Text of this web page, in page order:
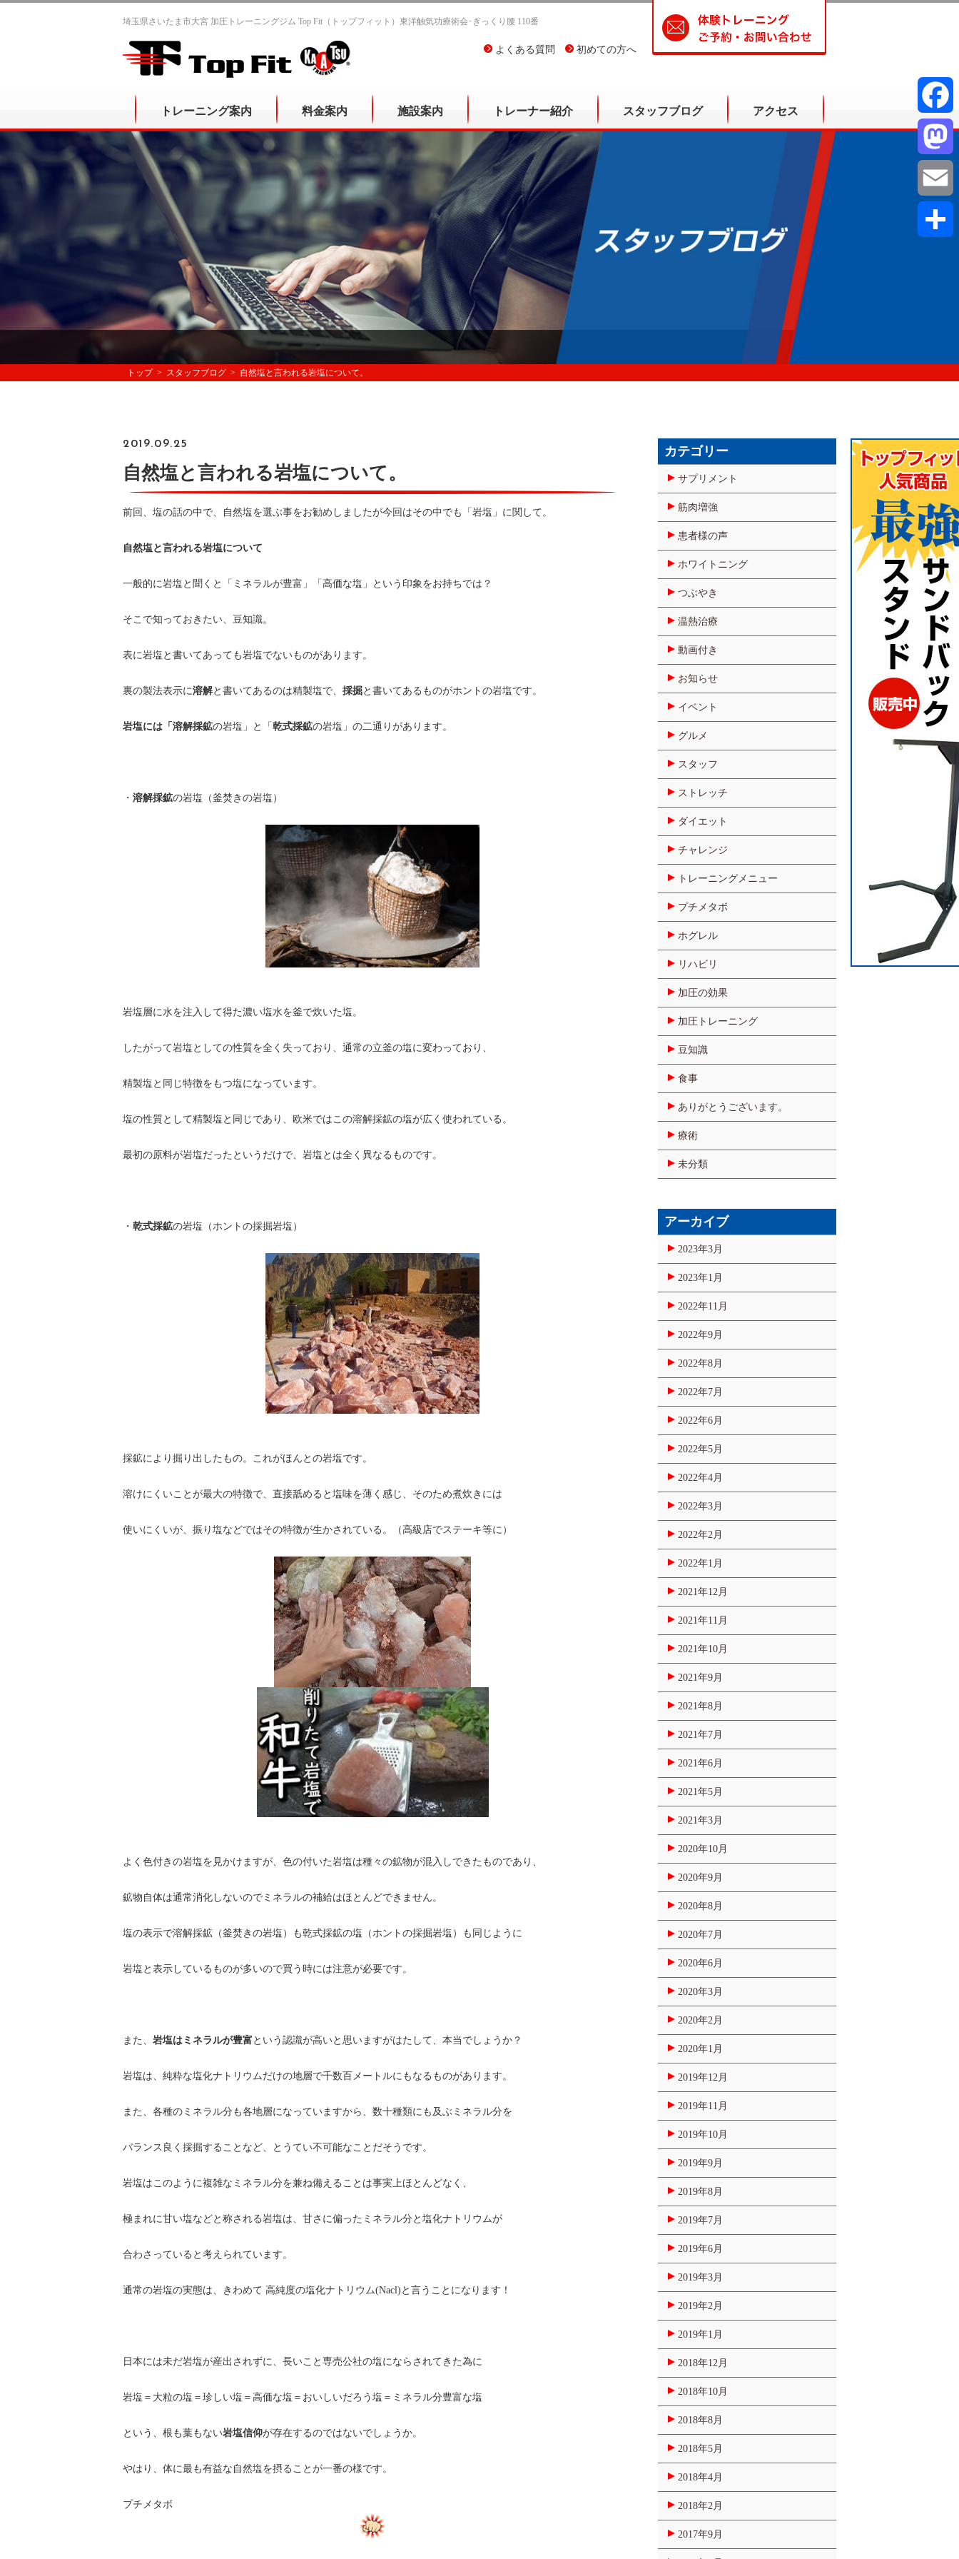
埼玉県さいたま市大宮 加圧トレーニングジム Top Fit（トップフィット）東洋触気功療術会･ぎっくり腰 110番
よくある質問 初めての方へ
トレーニング案内 料金案内 施設案内 トレーナー紹介 スタッフブログ アクセス
トップ スタッフブログ 自然塩と言われる岩塩について。
2019.09.25
自然塩と言われる岩塩について。
前回、塩の話の中で、自然塩を選ぶ事をお勧めしましたが今回はその中でも「岩塩」に関して。
自然塩と言われる岩塩について
一般的に岩塩と聞くと「ミネラルが豊富」「高価な塩」という印象をお持ちでは？
そこで知っておきたい、豆知識。
表に岩塩と書いてあっても岩塩でないものがあります。
裏の製法表示に溶解と書いてあるのは精製塩で、 採掘と書いてあるものがホントの岩塩です。
岩塩には「溶解採鉱の岩塩」と「 乾式採鉱の岩塩」の二通りがあります。
・ 溶解採鉱の岩塩（釜焚きの岩塩）
岩塩層に水を注入して得た濃い塩水を釜で炊いた塩。
したがって岩塩としての性質を全く失っており、通常の立釜の塩に変わっており、
精製塩と同じ特徴をもつ塩になっています。
塩の性質として精製塩と同じであり、欧米ではこの溶解採鉱の塩が広く使われている。
最初の原料が岩塩だったというだけで、岩塩とは全く異なるものです。
・ 乾式採鉱の岩塩（ホントの採掘岩塩）
採鉱により掘り出したもの。これがほんとの岩塩です。
溶けにくいことが最大の特徴で、直接舐めると塩味を薄く感じ、そのため煮炊きには
使いにくいが、振り塩などではその特徴が生かされている。（高級店でステーキ等に）
よく色付きの岩塩を見かけますが、色の付いた岩塩は種々の鉱物が混入しできたものであり、
鉱物自体は通常消化しないのでミネラルの補給はほとんどできません。
塩の表示で溶解採鉱（釜焚きの岩塩）も乾式採鉱の塩（ホントの採掘岩塩）も同じように
岩塩と表示しているものが多いので買う時には注意が必要です。
また、 岩塩はミネラルが豊富 という認識が高いと思いますがはたして、本当でしょうか？
岩塩は、純粋な塩化ナトリウムだけの地層で千数百メートルにもなるものがあります。
また、各種のミネラル分も各地層になっていますから、数十種類にも及ぶミネラル分を
バランス良く採掘することなど、とうてい不可能なことだそうです。
岩塩はこのように複雑なミネラル分を兼ね備えることは事実上ほとんどなく、
極まれに甘い塩などと称される岩塩は、甘さに偏ったミネラル分と塩化ナトリウムが
合わさっていると考えられています。
通常の岩塩の実態は、きわめて 高純度の塩化ナトリウム(Nacl)と言うことになります！
日本には未だ岩塩が産出されずに、長いこと専売公社の塩にならされてきた為に
岩塩＝大粒の塩＝珍しい塩＝高価な塩＝おいしいだろう塩＝ミネラル分豊富な塩
という、根も葉もない岩塩信仰が存在するのではないでしょうか。
やはり、体に最も有益な自然塩を摂ることが一番の様です。
プチメタボ
カテゴリー
サプリメント
筋肉増強
患者様の声
ホワイトニング
つぶやき
温熱治療
動画付き
お知らせ
イベント
グルメ
スタッフ
ストレッチ
ダイエット
チャレンジ
トレーニングメニュー
プチメタボ
ホグレル
リハビリ
加圧の効果
加圧トレーニング
豆知識
食事
ありがとうございます。
療術
未分類
アーカイブ
2023年3月
2023年1月
2022年11月
2022年9月
2022年8月
2022年7月
2022年6月
2022年5月
2022年4月
2022年3月
2022年2月
2022年1月
2021年12月
2021年11月
2021年10月
2021年9月
2021年8月
2021年7月
2021年6月
2021年5月
2021年3月
2020年10月
2020年9月
2020年8月
2020年7月
2020年6月
2020年3月
2020年2月
2020年1月
2019年12月
2019年11月
2019年10月
2019年9月
2019年8月
2019年7月
2019年6月
2019年3月
2019年2月
2019年1月
2018年12月
2018年10月
2018年8月
2018年5月
2018年4月
2018年2月
2017年9月
Facebook
Mastodon